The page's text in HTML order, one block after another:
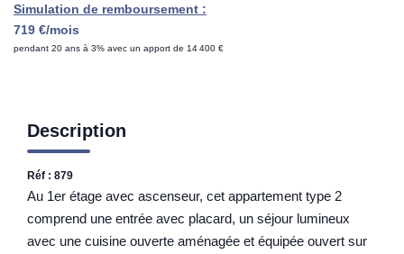
Simulation de remboursement :
719 €/mois
pendant 20 ans à 3% avec un apport de 14 400 €
Description
Réf : 879
Au 1er étage avec ascenseur, cet appartement type 2
comprend une entrée avec placard, un séjour lumineux
avec une cuisine ouverte aménagée et équipée ouvert sur